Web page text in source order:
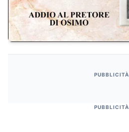
PUBBLICITÀ
PUBBLICITÀ